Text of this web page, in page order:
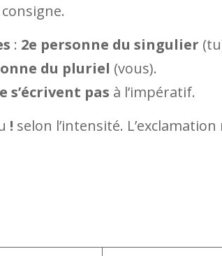
: 2e personne du singulier
du pluriel (vous).
s’écrivent pas à l’impératif.
! selon l’intensité. L’exclamation